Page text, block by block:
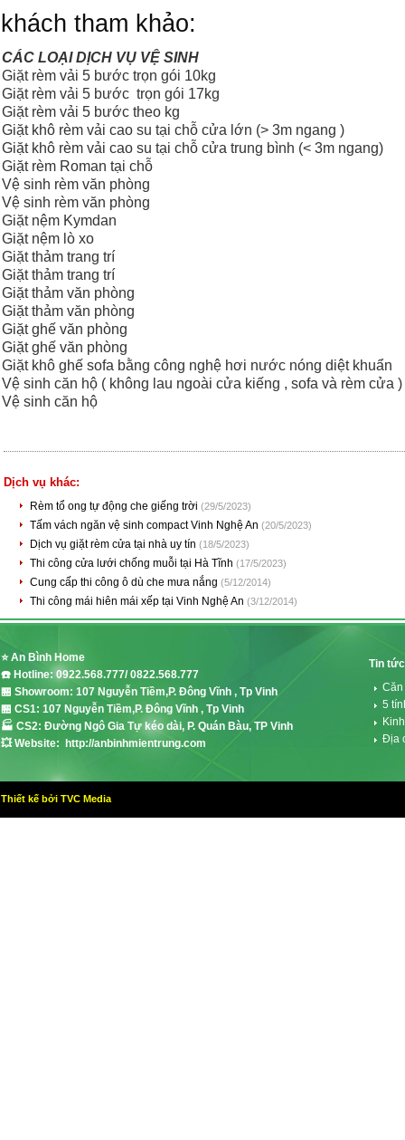
khách tham khảo:
CÁC LOẠI DỊCH VỤ VỆ SINH
Giặt rèm vải 5 bước trọn gói 10kg
Giặt rèm vải 5 bước trọn gói 17kg
Giặt rèm vải 5 bước theo kg
Giặt khô rèm vải cao su tại chỗ cửa lớn (> 3m ngang )
Giặt khô rèm vải cao su tại chỗ cửa trung bình (< 3m ngang)
Giặt rèm Roman tại chỗ
Vệ sinh rèm văn phòng
Vệ sinh rèm văn phòng
Giặt nệm Kymdan
Giặt nệm lò xo
Giặt thảm trang trí
Giặt thảm trang trí
Giặt thảm văn phòng
Giặt thảm văn phòng
Giặt ghế văn phòng
Giặt ghế văn phòng
Giặt khô ghế sofa bằng công nghệ hơi nước nóng diệt khuẩn
Vệ sinh căn hộ ( không lau ngoài cửa kiếng , sofa và rèm cửa )
Vệ sinh căn hộ
Dịch vụ khác:
Rèm tổ ong tự động che giếng trời (29/5/2023)
Tấm vách ngăn vệ sinh compact Vinh Nghệ An (20/5/2023)
Dịch vụ giặt rèm cửa tại nhà uy tín (18/5/2023)
Thi công cửa lưới chống muỗi tại Hà Tĩnh (17/5/2023)
Cung cấp thi công ô dù che mưa nắng (5/12/2014)
Thi công mái hiên mái xếp tại Vinh Nghệ An (3/12/2014)
⭐ An Bình Home
☎️ Hotline: 0922.568.777/ 0822.568.777
🏪 Showroom: 107 Nguyễn Tiềm,P. Đông Vĩnh , Tp Vinh
🏪 CS1: 107 Nguyễn Tiềm,P. Đông Vĩnh , Tp Vinh
🏭 CS2: Đường Ngô Gia Tự kéo dài, P. Quán Bàu, TP Vinh
💥 Website: http://anbinhmientrung.com
Tin tức
5
Địa
Thiết kế bởi TVC Media